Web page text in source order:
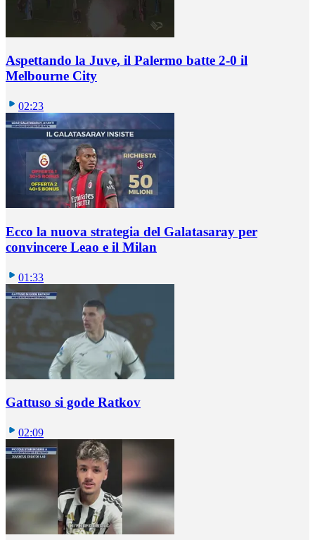
Aspettando la Juve, il Palermo batte 2-0 il
Melbourne City
02:23
Ecco la nuova strategia del Galatasaray per
convincere Leao e il Milan
01:33
Gattuso si gode Ratkov
02:09